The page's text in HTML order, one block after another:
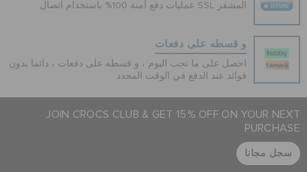
عمليات دفع آمنة 100% باستخدام اتصال SSL المشفر
و قسطه على دفعات
احصل على ما تحب اليوم ، و قسطه على دفعات ، دائما بدون
فوائد عند الدفع في الوقت المحدد
JOIN CROCS CLUB & GET 15% OFF ON YOUR NEXT
PURCHASE
سجل مجانا